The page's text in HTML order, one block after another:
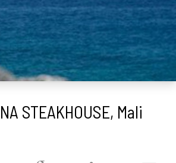
STEAKHOUSE, Mali